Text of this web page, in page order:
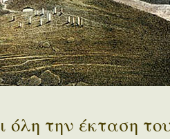
όλη την έκταση